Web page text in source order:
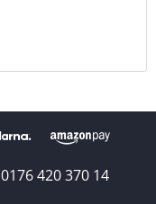
0176 420 370 14